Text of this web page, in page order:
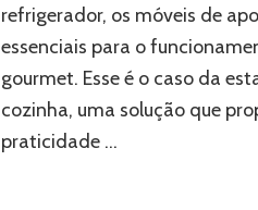
cozinha
refrigerador, os móveis de
essenciais para o
gourmet. Esse é o caso da
cozinha, uma solução que
praticidade …